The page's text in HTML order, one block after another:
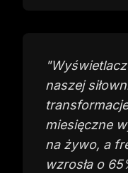
"
naszej
miesięczne
na żywo, a
wzrosła o